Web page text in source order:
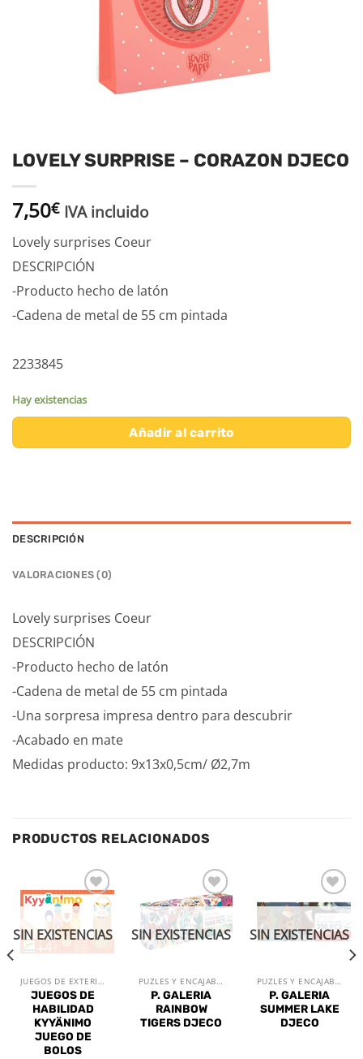
LOVELY SURPRISE – CORAZON DJECO
7,50€ IVA incluido
Lovely surprises Coeur
DESCRIPCIÓN
-Producto hecho de latón
-Cadena de metal de 55 cm pintada
2233845
Hay existencias
Añadir al carrito
DESCRIPCIÓN
VALORACIONES (0)
Lovely surprises Coeur
DESCRIPCIÓN
-Producto hecho de latón
-Cadena de metal de 55 cm pintada
-Una sorpresa impresa dentro para descubrir
-Acabado en mate
Medidas producto: 9x13x0,5cm/ Ø2,7m
PRODUCTOS RELACIONADOS
Añadir
a la
lista de
deseos
SIN EXISTENCIAS
JUEGOS DE EXTERIOR
JUEGOS DE
HABILIDAD
KYYÄNIMO
JUEGO DE
BOLOS
Añadir
a la
lista de
deseos
SIN EXISTENCIAS
PUZLES Y ENCAJABLES
P. GALERIA
RAINBOW
TIGERS DJECO
Añadir
a la
lista de
deseos
SIN EXISTENCIAS
PUZLES Y ENCAJABLES
P. GALERIA
SUMMER LAKE
DJECO